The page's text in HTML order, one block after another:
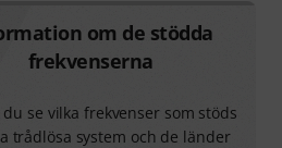
om de stödda
frekvenserna
du se vilka frekvenser som stöds
trådlösa system och de länder